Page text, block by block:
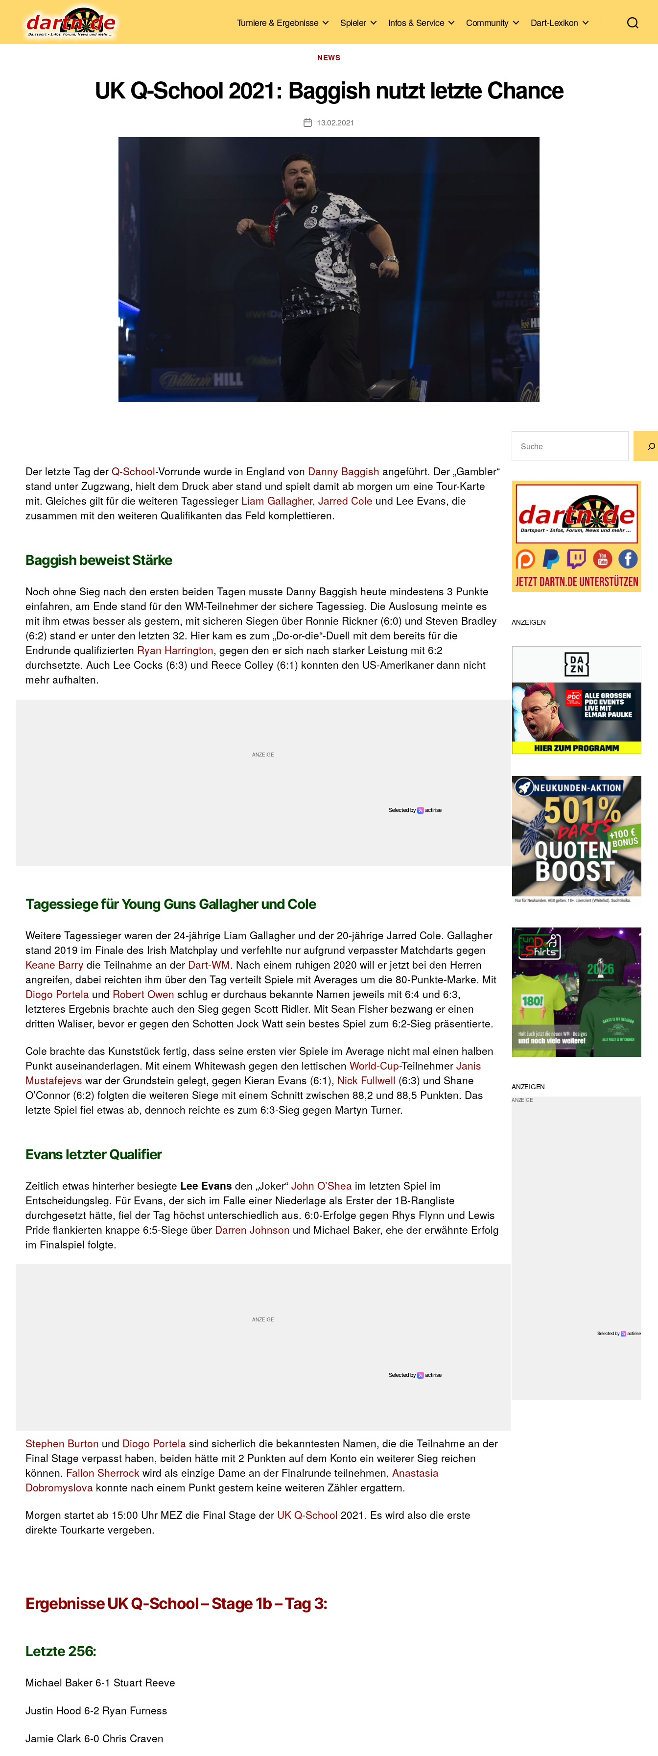
Turniere & Ergebnisse Spieler Infos & Service Community Dart-Lexikon
Kategorien
NEWS
UK Q-School 2021: Baggish nutzt letzte Chance
Veröffentlichungsdatum
13.02.2021
Der letzte Tag der Q-School-Vorrunde wurde in England von Danny Baggish angeführt. Der „Gambler“
stand unter Zugzwang, hielt dem Druck aber stand und spielt damit ab morgen um eine Tour-Karte
mit. Gleiches gilt für die weiteren Tagessieger Liam Gallagher, Jarred Cole und Lee Evans, die
zusammen mit den weiteren Qualifikanten das Feld komplettieren.
Baggish beweist Stärke
Noch ohne Sieg nach den ersten beiden Tagen musste Danny Baggish heute mindestens 3 Punkte
einfahren, am Ende stand für den WM-Teilnehmer der sichere Tagessieg. Die Auslosung meinte es
mit ihm etwas besser als gestern, mit sicheren Siegen über Ronnie Rickner (6:0) und Steven Bradley
(6:2) stand er unter den letzten 32. Hier kam es zum „Do-or-die“-Duell mit dem bereits für die
Endrunde qualifizierten Ryan Harrington, gegen den er sich nach starker Leistung mit 6:2
durchsetzte. Auch Lee Cocks (6:3) und Reece Colley (6:1) konnten den US-Amerikaner dann nicht
mehr aufhalten.
Tagessiege für Young Guns Gallagher und Cole
Weitere Tagessieger waren der 24-jährige Liam Gallagher und der 20-jährige Jarred Cole. Gallagher
stand 2019 im Finale des Irish Matchplay und verfehlte nur aufgrund verpasster Matchdarts gegen
Keane Barry die Teilnahme an der Dart-WM. Nach einem ruhigen 2020 will er jetzt bei den Herren
angreifen, dabei reichten ihm über den Tag verteilt Spiele mit Averages um die 80-Punkte-Marke. Mit
Diogo Portela und Robert Owen schlug er durchaus bekannte Namen jeweils mit 6:4 und 6:3,
letzteres Ergebnis brachte auch den Sieg gegen Scott Ridler. Mit Sean Fisher bezwang er einen
dritten Waliser, bevor er gegen den Schotten Jock Watt sein bestes Spiel zum 6:2-Sieg präsentierte.
Cole brachte das Kunststück fertig, dass seine ersten vier Spiele im Average nicht mal einen halben
Punkt auseinanderlagen. Mit einem Whitewash gegen den lettischen World-Cup-Teilnehmer Janis
Mustafejevs war der Grundstein gelegt, gegen Kieran Evans (6:1), Nick Fullwell (6:3) und Shane
O’Connor (6:2) folgten die weiteren Siege mit einem Schnitt zwischen 88,2 und 88,5 Punkten. Das
letzte Spiel fiel etwas ab, dennoch reichte es zum 6:3-Sieg gegen Martyn Turner.
Evans letzter Qualifier
Zeitlich etwas hinterher besiegte Lee Evans den „Joker“ John O’Shea im letzten Spiel im
Entscheidungsleg. Für Evans, der sich im Falle einer Niederlage als Erster der 1B-Rangliste
durchgesetzt hätte, fiel der Tag höchst unterschiedlich aus. 6:0-Erfolge gegen Rhys Flynn und Lewis
Pride flankierten knappe 6:5-Siege über Darren Johnson und Michael Baker, ehe der erwähnte Erfolg
im Finalspiel folgte.
Stephen Burton und Diogo Portela sind sicherlich die bekanntesten Namen, die die Teilnahme an der
Final Stage verpasst haben, beiden hätte mit 2 Punkten auf dem Konto ein weiterer Sieg reichen
können. Fallon Sherrock wird als einzige Dame an der Finalrunde teilnehmen, Anastasia
Dobromyslova konnte nach einem Punkt gestern keine weiteren Zähler ergattern.
Morgen startet ab 15:00 Uhr MEZ die Final Stage der UK Q-School 2021. Es wird also die erste
direkte Tourkarte vergeben.
Ergebnisse UK Q-School – Stage 1b – Tag 3:
Letzte 256:
Michael Baker 6-1 Stuart Reeve
Justin Hood 6-2 Ryan Furness
Jamie Clark 6-0 Chris Craven
ANZEIGEN
ANZEIGEN